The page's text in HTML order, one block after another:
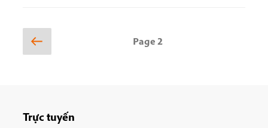
Posts
pagination
Previous
page
Page2
Trực tuyến